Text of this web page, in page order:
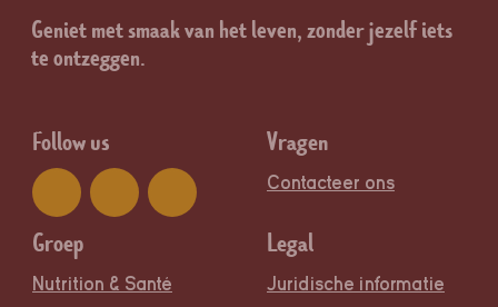
Geniet met smaak van het leven, zonder jezelf iets
te ontzeggen.
Follow us Vragen
Contacteer ons
Groep
Nutrition & Santé
Legal
Juridische informatie